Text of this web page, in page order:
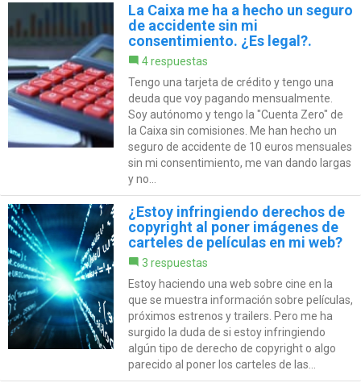
La Caixa me ha a hecho un seguro
de accidente sin mi
consentimiento. ¿Es legal?.
4 respuestas
Tengo una tarjeta de crédito y tengo una
deuda que voy pagando mensualmente.
Soy autónomo y tengo la "Cuenta Zero" de
la Caixa sin comisiones. Me han hecho un
seguro de accidente de 10 euros mensuales
sin mi consentimiento, me van dando largas
y no...
¿Estoy infringiendo derechos de
copyright al poner imágenes de
carteles de películas en mi web?
3 respuestas
Estoy haciendo una web sobre cine en la
que se muestra información sobre películas,
próximos estrenos y trailers. Pero me ha
surgido la duda de si estoy infringiendo
algún tipo de derecho de copyright o algo
parecido al poner los carteles de las...